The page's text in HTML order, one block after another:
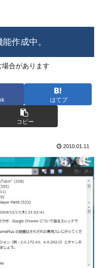
作成中。
合があります
はてブ
コピー
2010.01.11